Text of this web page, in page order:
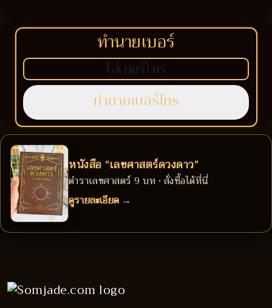
ทำนายเบอร์
หนังสือ “เลขศาสตร์ดวงดาว”
ตำราเลขศาสตร์ 9 บท • สั่งซื้อได้ที่นี่
ดูรายละเอียด →